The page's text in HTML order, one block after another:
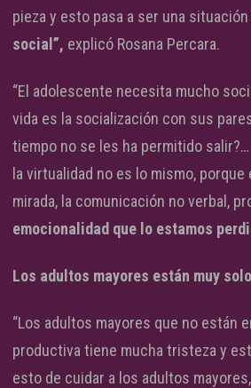
pieza y esto pasa a ser una situación
social”, explicó Rosana Percara.
“El adolescente necesita mucho
vida es la socialización con sus
tiempo no se les ha permitido
la virtualidad no es lo mismo,
mirada, la comunicación no verbal,
emocionalidad que lo estamos
Los adultos mayores están muy
“Los adultos mayores que no están
productiva tiene mucha tristeza y
esto de cuidar a los adultos